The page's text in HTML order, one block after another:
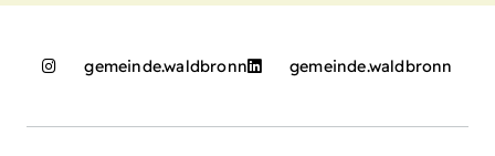
gemeinde.waldbronn gemeinde.waldbronn